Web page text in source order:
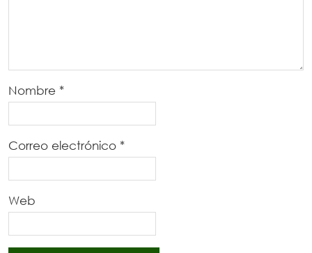
Nombre *
Correo electrónico *
Web